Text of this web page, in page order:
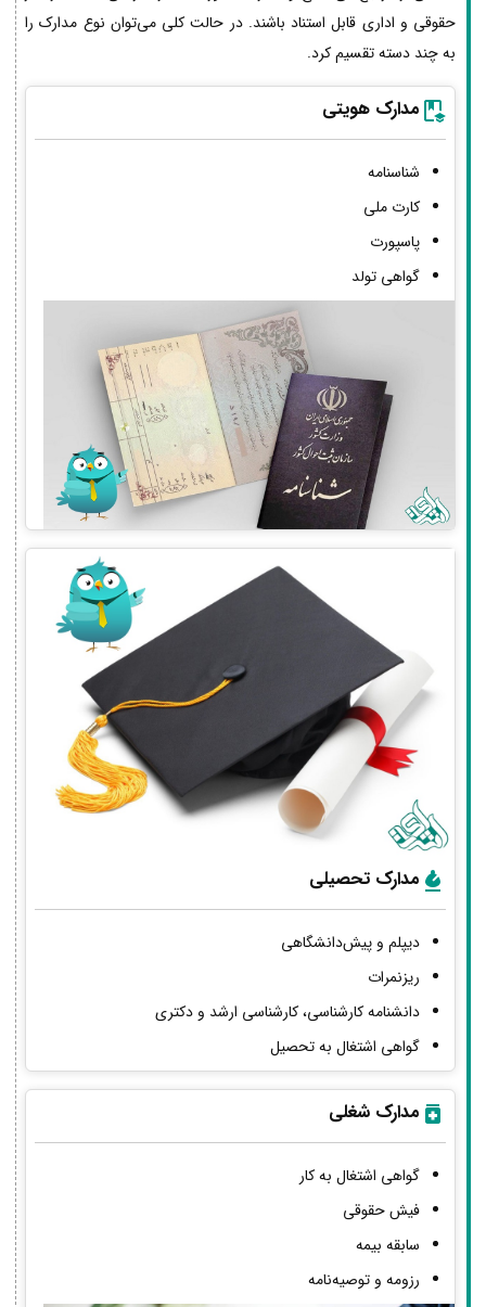
حقوقی و اداری قابل استناد باشند. در حالت کلی می‌توان نوع مدارک را
به چند دسته تقسیم کرد.
مدارک هویتی
شناسنامه
کارت ملی
پاسپورت
گواهی تولد
مدارک تحصیلی
دیپلم و پیش‌دانشگاهی
ریزنمرات
دانشنامه کارشناسی، کارشناسی ارشد و دکتری
گواهی اشتغال به تحصیل
مدارک شغلی
گواهی اشتغال به کار
فیش حقوقی
سابقه بیمه
رزومه و توصیه‌نامه